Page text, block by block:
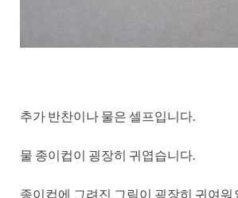
추가 반찬이나 물은 셀프입니다.
물 종이컵이 굉장히 귀엽습니다.
종이컵에 그려진 그림이 굉장히 귀여워